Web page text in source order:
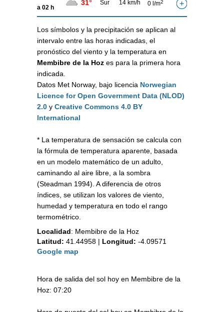
a 02 h
31° Sur 14 km/h 0 l/m2
Los símbolos y la precipitación se aplican al
intervalo entre las horas indicadas, el
pronóstico del viento y la temperatura en
Membibre de la Hoz es para la primera hora
indicada.
Datos Met Norway, bajo licencia Norwegian
Licence for Open Government Data (NLOD)
2.0 y Creative Commons 4.0 BY
International
* La temperatura de sensación se calcula con
la fórmula de temperatura aparente, basada
en un modelo matemático de un adulto,
caminando al aire libre, a la sombra
(Steadman 1994). A diferencia de otros
índices, se utilizan los valores de viento,
humedad y temperatura en todo el rango
termométrico.
Localidad: Membibre de la Hoz
Latitud: 41.44958 | Longitud: -4.09571
Google map
Hora de salida del sol hoy en Membibre de la
Hoz: 07:20